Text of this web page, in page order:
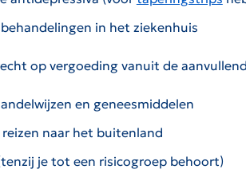
in het ziekenhuis
op vergoeding vanuit de
en geneesmiddelen
naar het buitenland
je tot een risicogroep behoort)